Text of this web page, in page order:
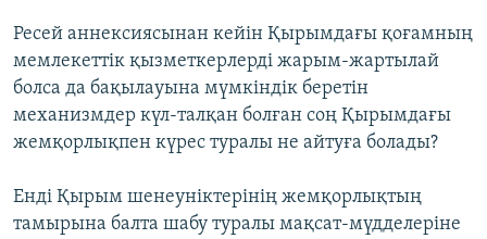
Ресей аннексиясынан кейін Қырымдағы қоғамның
мемлекеттік қызметкерлерді жарым-жартылай
болса да бақылауына мүмкіндік беретін
механизмдер күл-талқан болған соң Қырымдағы
жемқорлықпен күрес туралы не айтуға болады?
Енді Қырым шенеуніктерінің жемқорлықтың
тамырына балта шабу туралы мақсат-мүдделеріне